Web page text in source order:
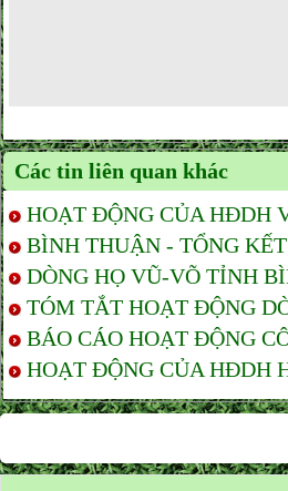
Các tin liên quan khác
HOẠT ĐỘNG CỦA HĐDH
BÌNH THUẬN - TỔNG
DÒNG HỌ VŨ-VÕ TỈNH
TÓM TẮT HOẠT ĐỘNG
BÁO CÁO HOẠT ĐỘNG
HOẠT ĐỘNG CỦA HĐDH